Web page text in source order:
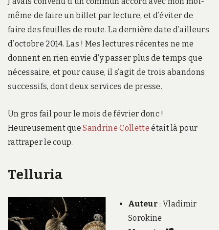
même de faire un billet par lecture, et d’éviter de
faire des feuilles de route. La dernière date d’ailleurs
d’octobre 2014. Las ! Mes lectures récentes ne me
donnent en rien envie d’y passer plus de temps que
nécessaire, et pour cause, il s’agit de trois abandons
successifs, dont deux services de presse.
Un gros fail pour le mois de février donc !
Heureusement queSandrine Collette était là pour
rattraper le coup.
Telluria
Auteur : Vladimir
Sorokine